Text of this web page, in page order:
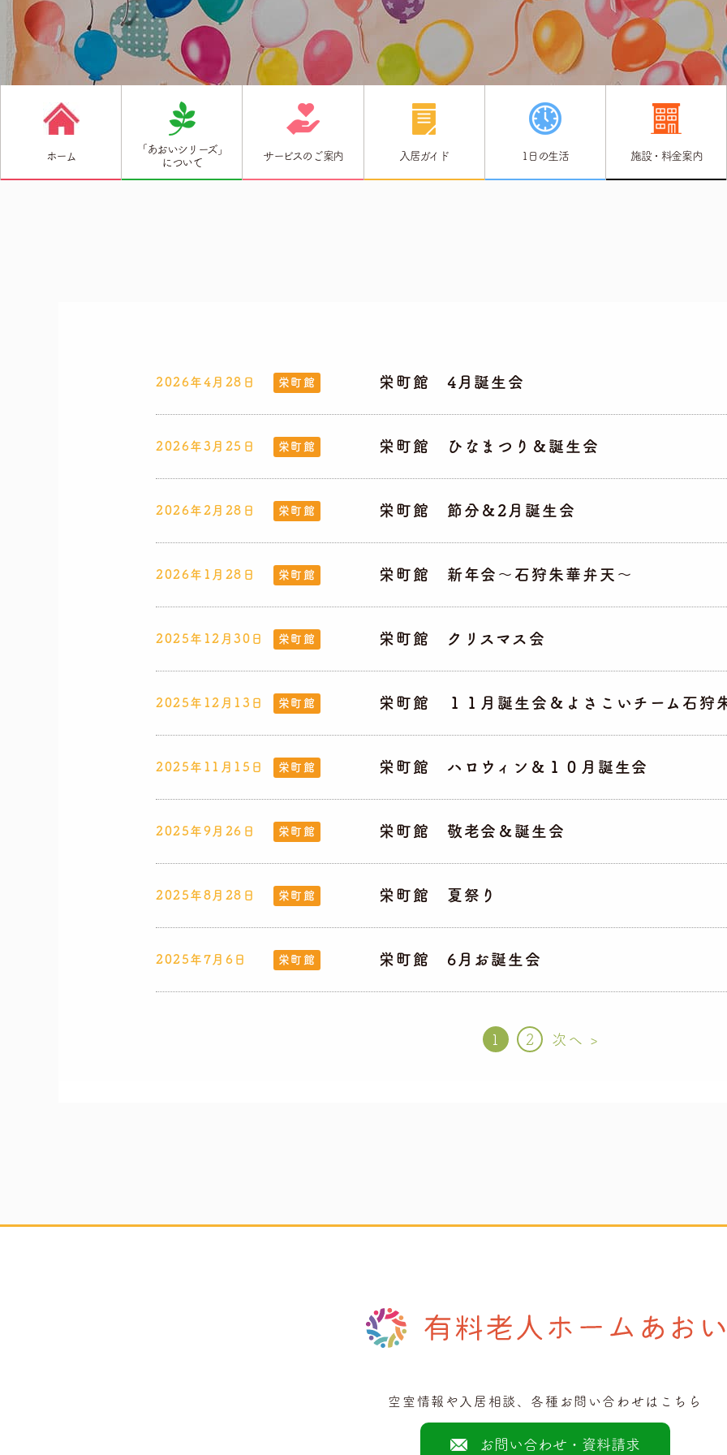
ホーム
「あおいシリーズ」
について
サービスのご案内 入居ガイド 1日の生活 施設・料金案内
2026年4月28日 栄町館 栄町館 4月誕生会
2026年3月25日 栄町館 栄町館 ひなまつり＆誕生会
2026年2月28日 栄町館 栄町館 節分＆2月誕生会
2026年1月28日 栄町館 栄町館 新年会～石狩朱華弁天～
2025年12月30日 栄町館 栄町館 クリスマス会
2025年12月13日 栄町館 栄町館 １１月誕生会＆よさこいチーム石狩
2025年11月15日 栄町館 栄町館 ハロウィン＆１０月誕生会
2025年9月26日 栄町館 栄町館 敬老会＆誕生会
2025年8月28日 栄町館 栄町館 夏祭り
2025年7月6日 栄町館 栄町館 6月お誕生会
1 2 次へ >
空室情報や入居相談、各種お問い合わせはこちら
お問い合わせ・資料請求